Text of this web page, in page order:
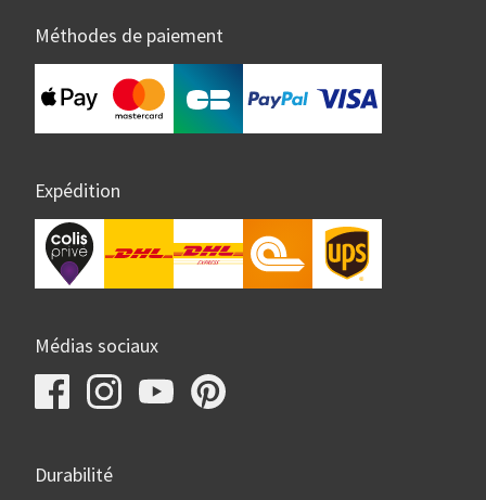
Méthodes de paiement
Expédition
Médias sociaux
Durabilité